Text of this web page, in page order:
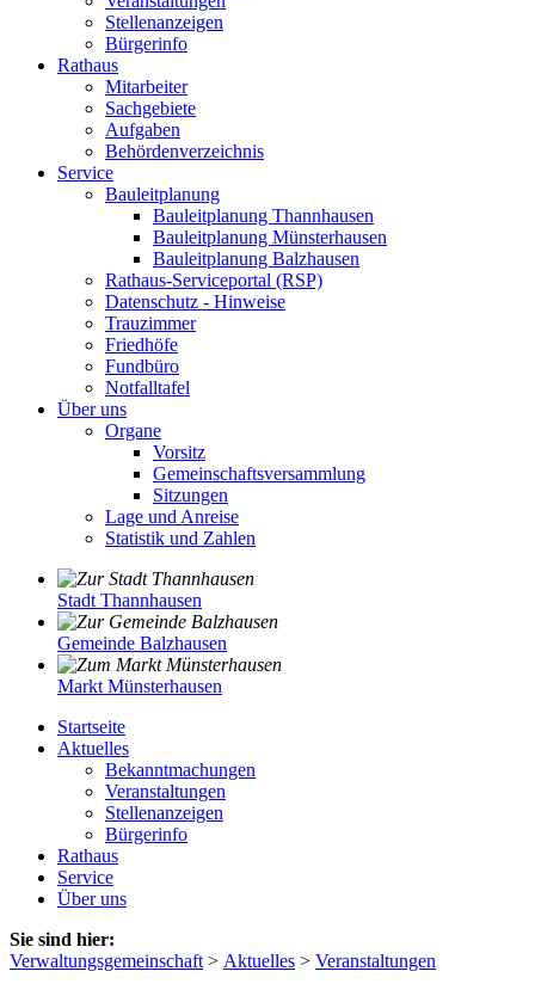
Stellenanzeigen
Bürgerinfo
Rathaus
Mitarbeiter
Sachgebiete
Aufgaben
Behördenverzeichnis
Service
Bauleitplanung
Bauleitplanung Thannhausen
Bauleitplanung Münsterhausen
Bauleitplanung Balzhausen
Rathaus-Serviceportal (RSP)
Datenschutz - Hinweise
Trauzimmer
Friedhöfe
Fundbüro
Notfalltafel
Über uns
Organe
Vorsitz
Gemeinschaftsversammlung
Sitzungen
Lage und Anreise
Statistik und Zahlen
Stadt Thannhausen
Gemeinde Balzhausen
Markt Münsterhausen
Startseite
Aktuelles
Bekanntmachungen
Veranstaltungen
Stellenanzeigen
Bürgerinfo
Rathaus
Service
Über uns
Sie sind hier:
Verwaltungsgemeinschaft > Aktuelles > Veranstaltungen